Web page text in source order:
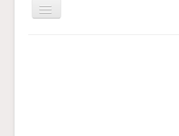
Cambiar
navegación